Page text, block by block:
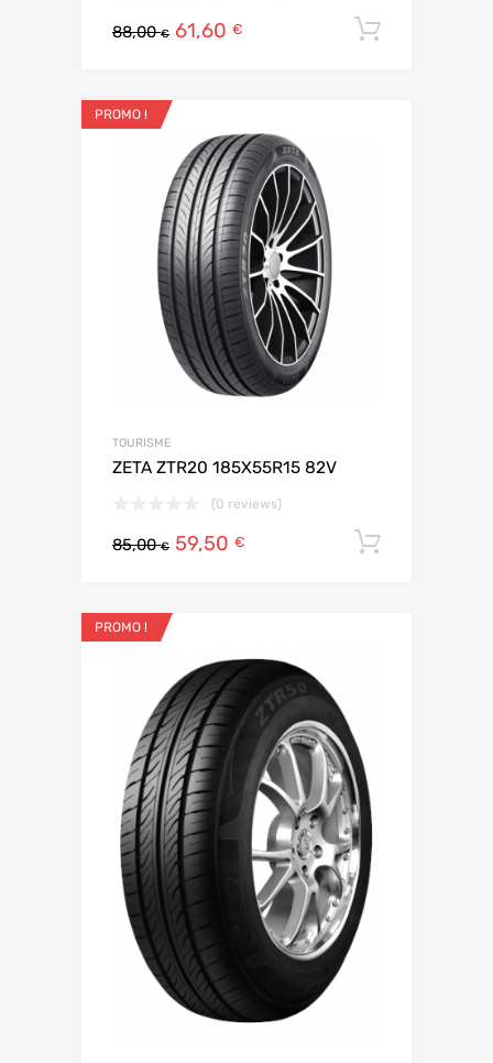
88,00€ 61,60 €
PROMO !
TOURISME
ZETA ZTR20 185X55R15 82V
(0 reviews)
85,00€ 59,50 €
PROMO !